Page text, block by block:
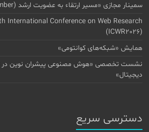
سمینار مجازی «مسیر ارتقاء به عضویت ارشد (Senior Member) در IEEE»
International Conference on Web Research
(ICWR2026)
همایش «شبکه‌های کوانتومی»
نشست تخصصی «هوش مصنوعی پیشران نوین در
دیجیتال»
دسترسی سریع